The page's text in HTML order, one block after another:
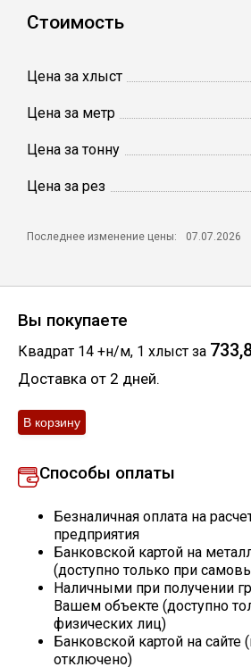
Столбы заборные
Круги абразивные
Электроды
Проволока
Скобо-гибочные
Стоимость
Цена за хлыст
Цена за метр
Цена за тонну
Цена за рез
Последнее изменение цены: 07.07.2026
Вы покупаете
Квадрат 14 +н/м, 1 хлыст за
Доставка от 2 дней.
Способы оплаты
Безналичная оплата на
предприятия
Банковской картой на
(доступно только при
Наличными при получении
Вашем объекте (доступно
физических лиц)
Банковской картой на сайте
отключено)